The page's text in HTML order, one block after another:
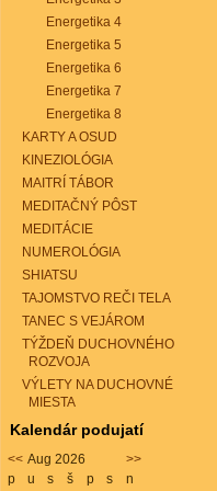
Energetika 4
Energetika 5
Energetika 6
Energetika 7
Energetika 8
KARTY A OSUD
KINEZIOLÓGIA
MAITRÍ TÁBOR
MEDITAČNÝ PÔST
MEDITÁCIE
NUMEROLÓGIA
SHIATSU
TAJOMSTVO REČI TELA
TANEC S VEJÁROM
TÝŽDEŇ DUCHOVNÉHO
ROZVOJA
VÝLETY NA DUCHOVNÉ
MIESTA
Kalendár podujatí
<< Aug 2026
>>
p
u s š p s n